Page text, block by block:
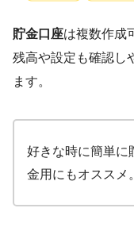
貯金口座は複数作成
残高や設定も確認し
ます。
好きな時に簡単に
金用にもオススメ。